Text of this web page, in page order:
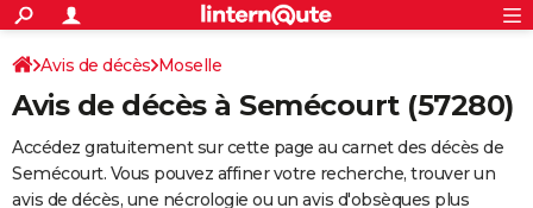
ACTUALITÉS
Politique
Société
Faits Divers
Education
Monde
Villes
+
SPORT
Coupe du monde 2026
Football
Tennis
Cyclisme
Rugby
Forum
Programme TV
TNT
Streaming
Cinéma
Sorties cinéma
Musique
+
FINANCE
Avis de décès Moselle
Avis de décès à Semécourt (57280)
Accédez gratuitement sur cette page au carnet des décès de
Semécourt. Vous pouvez affiner votre recherche, trouver un
avis de décès, une nécrologie ou un avis d'obsèques plus